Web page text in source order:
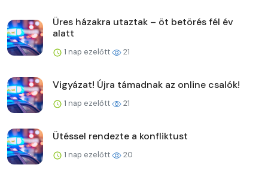
Üres házakra utaztak – öt betörés fél év
alatt
1 nap ezelőtt 21
Vigyázat! Újra támadnak az online csalók!
1 nap ezelőtt 21
Ütéssel rendezte a konfliktust
1 nap ezelőtt 20